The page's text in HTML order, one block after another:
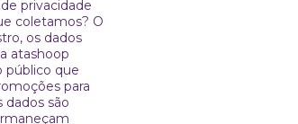
privacidade
coletamos? O
os dados
atashoop
público que
para
são